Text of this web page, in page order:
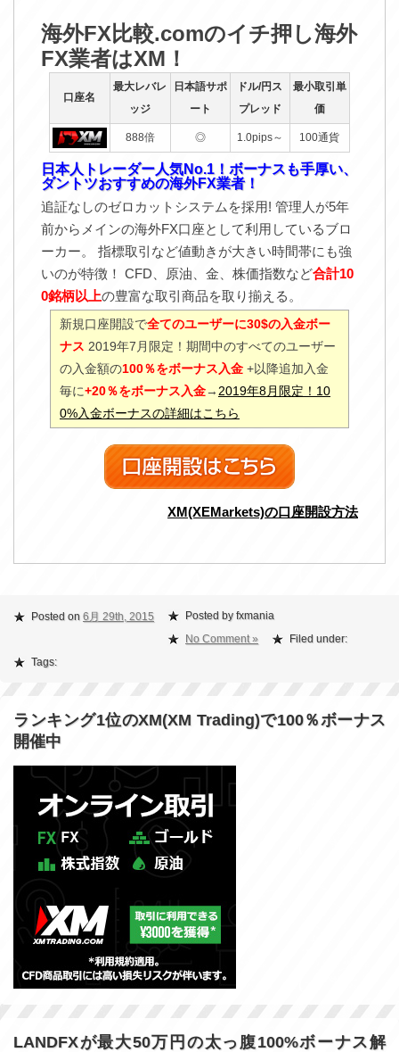
海外FX比較.comのイチ押し海外
FX業者はXM！
口座名
最大レバレ
ッジ
日本語サポ
ート
ドル/円ス
プレッド
最小取引単
価
888倍 ◎ 1.0pips～ 100通貨
日本人トレーダー人気No.1！ボーナスも手厚い、
ダントツおすすめの海外FX業者！
追証なしのゼロカットシステムを採用! 管理人が5年
前からメインの海外FX口座として利用しているブロ
ーカー。 指標取引など値動きが大きい時間帯にも強
いのが特徴！ CFD、原油、金、株価指数など合計10
0銘柄以上の豊富な取引商品を取り揃える。
新規口座開設で全てのユーザーに30$の入金ボー
ナス 2019年7月限定！期間中のすべてのユーザー
の入金額の100％をボーナス入金 +以降追加入金
毎に+20％をボーナス入金→ 2019年8月限定！10
0%入金ボーナスの詳細はこちら
XM(XEMarkets)の口座開設方法
Posted on 6月 29th, 2015
Posted by fxmania
No Comment »
Filed under:
Tags:
ランキング1位のXM(XM Trading)で100％ボーナス
開催中
LANDFXが最大50万円の太っ腹100%ボーナス解